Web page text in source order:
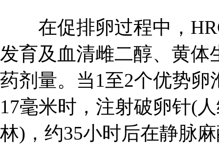
在促排卵过程中，
发育及血清雌二醇、黄体
药剂量。当1至2个优势卵
17毫米时，注射破卵针(
林)，约35小时后在静脉